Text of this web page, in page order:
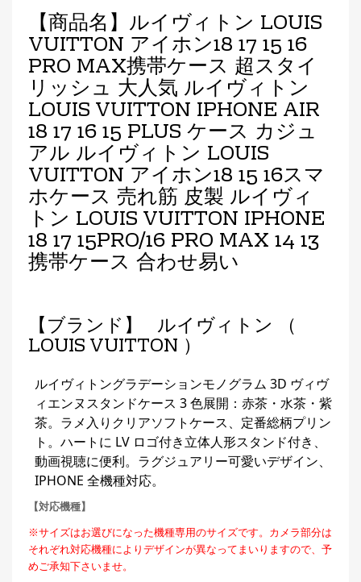
【商品名】 ルイヴィトン LOUIS
VUITTON アイホン18 17 15 16
PRO MAX携帯ケース 超スタイ
リッシュ 大人気 ルイヴィトン
LOUIS VUITTON IPHONE AIR
18 17 16 15 PLUS ケース カジュ
アル ルイヴィトン LOUIS
VUITTON アイホン18 15 16スマ
ホケース 売れ筋 皮製 ルイヴィ
トン LOUIS VUITTON IPHONE
18 17 15PRO/16 PRO MAX 14 13
携帯ケース 合わせ易い
【ブランド】 ルイヴィトン （
LOUIS VUITTON ）
ルイヴィトングラデーションモノグラム 3D ヴィヴ
ィエンヌスタンドケース 3 色展開：赤茶・水茶・紫
茶。ラメ入りクリアソフトケース、定番総柄プリン
ト。ハートに LV ロゴ付き立体人形スタンド付き、
動画視聴に便利。ラグジュアリー可愛いデザイン、
IPHONE 全機種対応。
【対応機種】
※サイズはお選びになった機種専用のサイズです。カメラ部分は
それぞれ対応機種によりデザインが異なってまいりますので、予
めご承知下さいませ。